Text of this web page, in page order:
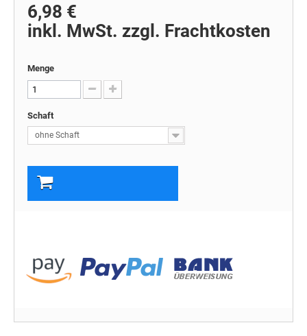
6,98 €
inkl. MwSt. zzgl. Frachtkosten
Menge
Schaft
ohne Schaft